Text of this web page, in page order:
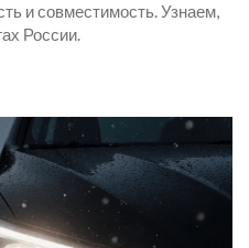
и совместимость. Узнаем,
России.